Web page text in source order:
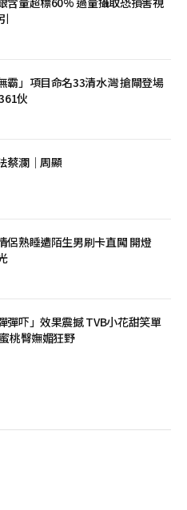
霸」項目命名33清水灣 搶閘登場
伙
蔡瀾｜周顯
侶熟睡遭陌生男刷卡直闖 開燈
彈吓」效果震撼 TVB小花甜笑單
桃臀嫵媚狂野